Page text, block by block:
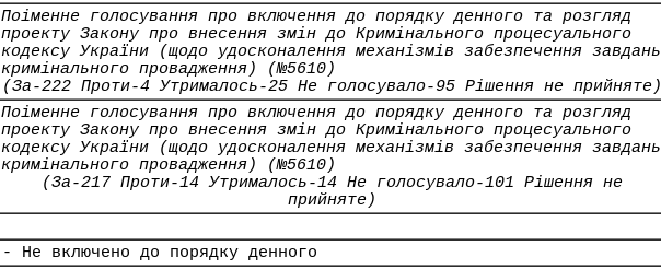
Поіменне голосування про включення до порядку денного та розгляд
проекту Закону про внесення змін до Кримінального процесуального
кодексу України (щодо удосконалення механізмів забезпечення завдань
кримінального провадження) (№5610)
(За-222 Проти-4 Утрималось-25 Не голосувало-95 Рішення не прийняте)
Поіменне голосування про включення до порядку денного та розгляд
проекту Закону про внесення змін до Кримінального процесуального
кодексу України (щодо удосконалення механізмів забезпечення завдань
кримінального провадження) (№5610)
(За-217 Проти-14 Утрималось-14 Не голосувало-101 Рішення не
прийняте)
- Не включено до порядку денного